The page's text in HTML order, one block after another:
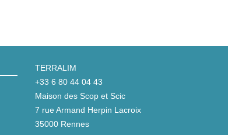
TERRALIM
+33 6 80 44 04 43
Maison des Scop et Scic
7 rue Armand Herpin Lacroix
35000 Rennes